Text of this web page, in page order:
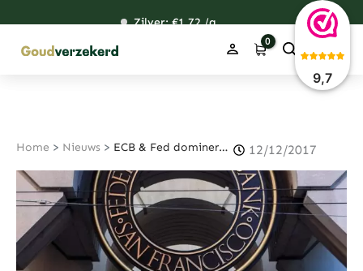
9,7
118,54
Zilver: €1,72/g
48,36
38,35
Home > Nieuws > ECB & Fed domineren financiële agenda 12/12/2017